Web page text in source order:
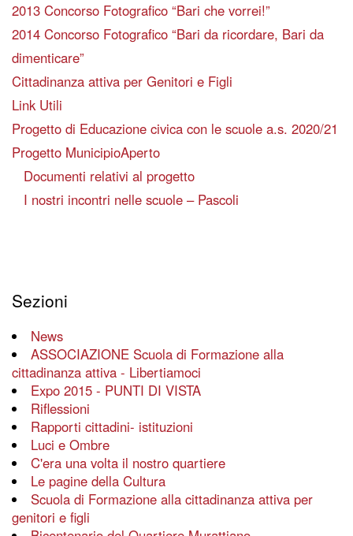
2013 Concorso Fotografico “Bari che vorrei!”
2014 Concorso Fotografico “Bari da ricordare, Bari da
dimenticare”
Cittadinanza attiva per Genitori e Figli
Link Utili
Progetto di Educazione civica con le scuole a.s. 2020/21
Progetto MunicipioAperto
Documenti relativi al progetto
I nostri incontri nelle scuole – Pascoli
Sezioni
News
ASSOCIAZIONE Scuola di Formazione alla
cittadinanza attiva - Libertiamoci
Expo 2015 - PUNTI DI VISTA
Riflessioni
Rapporti cittadini- istituzioni
Luci e Ombre
C'era una volta il nostro quartiere
Le pagine della Cultura
Scuola di Formazione alla cittadinanza attiva per
genitori e figli